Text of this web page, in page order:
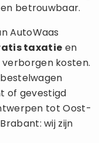
betrouwbaar.
AutoWaas
taxatie en
verborgen kosten.
of gevestigd
tot Oost-
wij zijn